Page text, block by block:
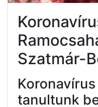
Szatmár-
tanultunk